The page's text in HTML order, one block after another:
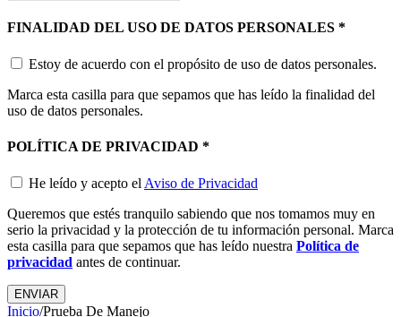
FINALIDAD DEL USO DE DATOS PERSONALES *
Estoy de acuerdo con el propósito de uso de datos personales.
Marca esta casilla para que sepamos que has leído la finalidad del
uso de datos personales.
POLÍTICA DE PRIVACIDAD *
He leído y acepto el Aviso de Privacidad
Queremos que estés tranquilo sabiendo que nos tomamos muy en
serio la privacidad y la protección de tu información personal. Marca
esta casilla para que sepamos que has leído nuestra Política de
privacidad antes de continuar.
ENVIAR
Inicio/Prueba De Manejo